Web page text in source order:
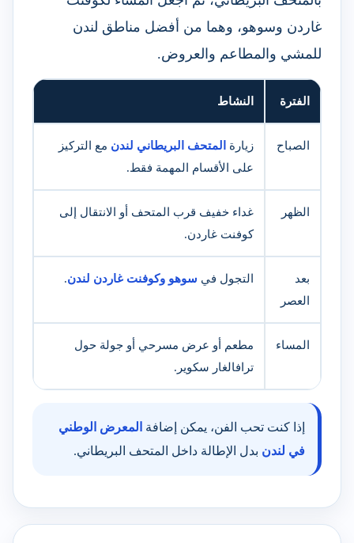
غاردن وسوهو، وهما من أفضل مناطق لندن
للمشي والمطاعم والعروض.
الفترة النشاط
الصباح زيارة المتحف البريطاني لندن مع التركيز
على الأقسام المهمة فقط.
الظهر
غداء خفيف قرب المتحف أو الانتقال إلى
كوفنت غاردن.
بعد
العصر
التجول في سوهو وكوفنت غاردن لندن.
المساء
مطعم أو عرض مسرحي أو جولة حول
ترافالغار سكوير.
إذا كنت تحب الفن، يمكن إضافة المعرض الوطني
في لندن بدل الإطالة داخل المتحف البريطاني.